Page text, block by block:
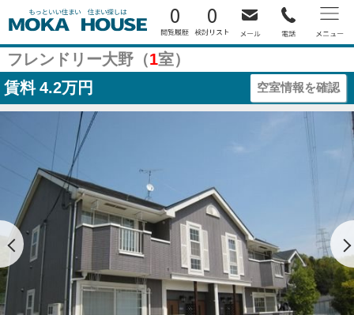
0 0
フレンドリー大野（1室）
賃料 4.2万円 空室情報を確認